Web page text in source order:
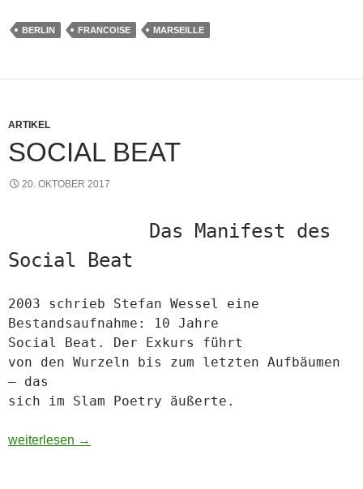
BERLIN FRANCOISE MARSEILLE
ARTIKEL
SOCIAL BEAT
20. OKTOBER 2017
Das Manifest des
Social Beat
2003 schrieb Stefan Wessel eine
Bestandsaufnahme: 10 Jahre
Social Beat. Der Exkurs führt
von den Wurzeln bis zum letzten Aufbäumen
– das
sich im Slam Poetry äußerte.
Social Beat
weiterlesen →